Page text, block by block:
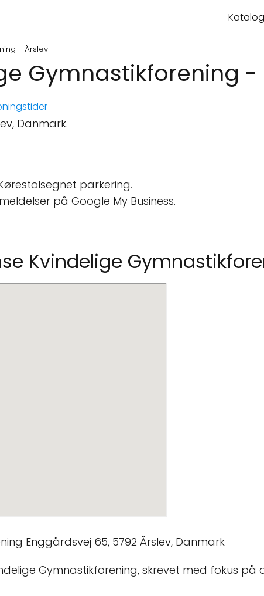
- Årslev
Gymnastikforening -
Danmark.
parkering.
på Google My Business.
Kvindelige
Gymnastikforening, skrevet med fokus